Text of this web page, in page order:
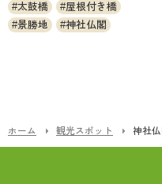
太鼓橋
屋根付き橋
景勝地
神社仏閣
ホーム 観光スポット 神社